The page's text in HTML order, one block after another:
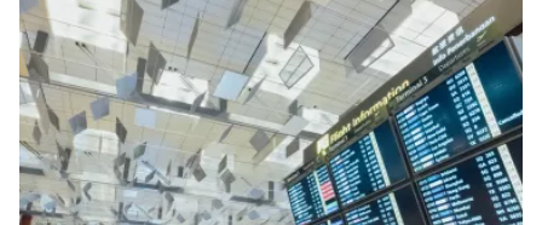
Folytassa e-mailben